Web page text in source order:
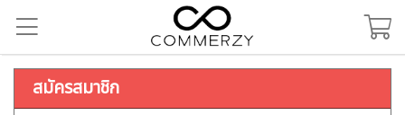
สมัครสมาชิก